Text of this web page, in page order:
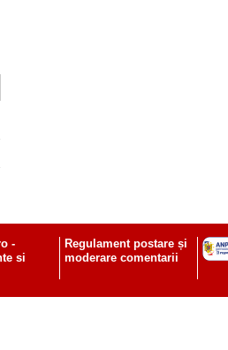
Regulament postare și
moderare comentarii